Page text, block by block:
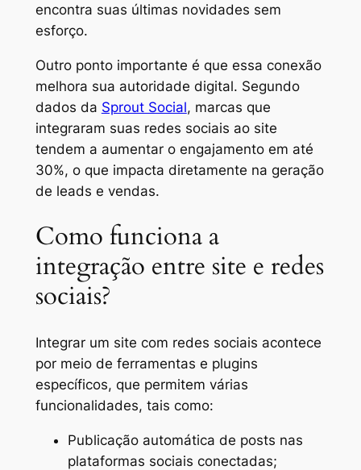
encontra suas últimas novidades sem
esforço.
Outro ponto importante é que essa conexão
melhora sua autoridade digital. Segundo
dados da Sprout Social, marcas que
integraram suas redes sociais ao site
tendem a aumentar o engajamento em até
30%, o que impacta diretamente na geração
de leads e vendas.
Como funciona a
integração entre site e redes
sociais?
Integrar um site com redes sociais acontece
por meio de ferramentas e plugins
específicos, que permitem várias
funcionalidades, tais como:
Publicação automática de posts nas
plataformas sociais conectadas;